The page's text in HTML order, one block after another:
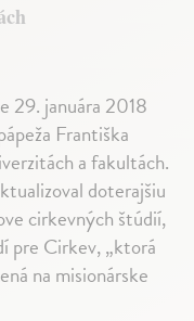
29. januára 2018
Františka
a fakultách.
doterajšiu
cirkevných štúdií,
pre Cirkev, „ktorá
na misionárske